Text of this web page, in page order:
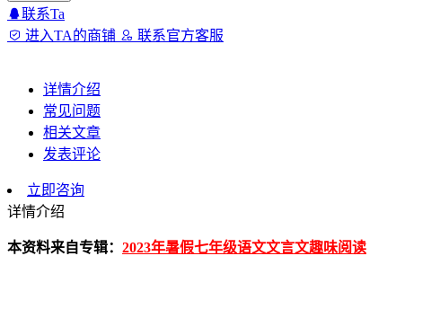
联系Ta
进入TA的商铺
联系官方客服
详情介绍
常见问题
相关文章
发表评论
立即咨询
详情介绍
本资料来自专辑： 2023年暑假七年级语文文言文趣味阅读